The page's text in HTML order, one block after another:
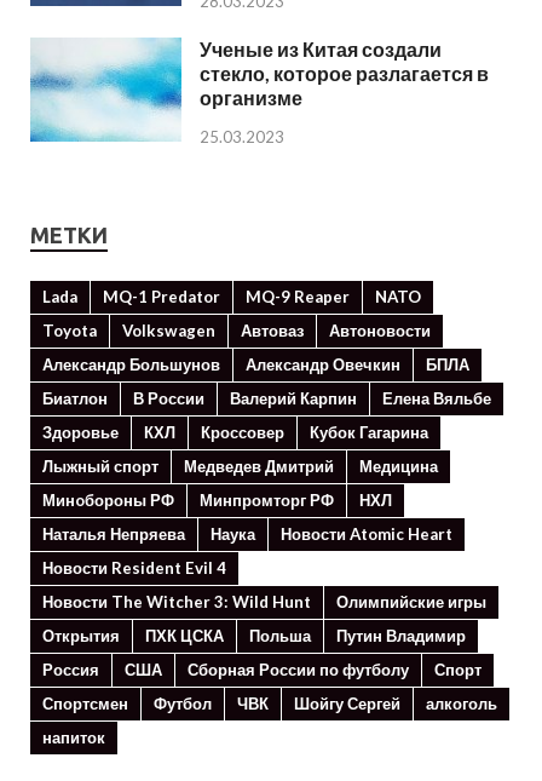
Ученые из Китая создали
стекло, которое разлагается в
организме
25.03.2023
МЕТКИ
Lada MQ-1 Predator MQ-9 Reaper
NATO
Toyota
Volkswagen Автоваз
Автоновости
Александр Большунов
Александр Овечкин
БПЛА
Биатлон
В России Валерий Карпин
Елена Вяльбе
Здоровье
КХЛ Кроссовер
Кубок Гагарина
Лыжный спорт
Медведев Дмитрий
Медицина
Минoбороны РФ
Минпромторг РФ
НХЛ
Наталья Непряева
Наука
Новости Atomic Heart
Новости Resident Evil 4
Новости The Witcher 3: Wild Hunt
Олимпийские игры
Открытия
ПХК ЦСКА Польша
Путин Владимир
Россия
США Сборная России по футболу
Спорт
Спортсмен
Футбол ЧВК Шойгу Сергей
алкоголь
напиток